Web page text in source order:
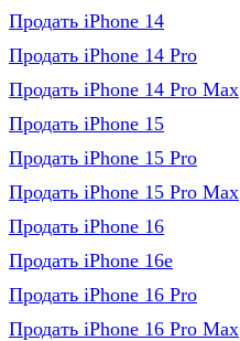
Продать iPhone 14
Продать iPhone 14 Pro
Продать iPhone 14 Pro Max
Продать iPhone 15
Продать iPhone 15 Pro
Продать iPhone 15 Pro Max
Продать iPhone 16
Продать iPhone 16e
Продать iPhone 16 Pro
Продать iPhone 16 Pro Max